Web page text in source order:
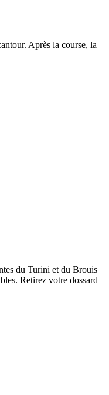
Après la course, la
du Turini et du Brouis
Retirez votre dossard